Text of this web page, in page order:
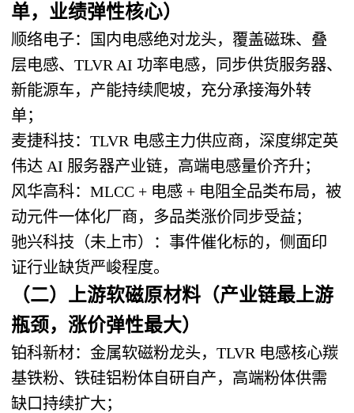
单，业绩弹性核心）
顺络电子：国内电感绝对龙头，覆盖磁珠、叠
层电感、TLVR AI 功率电感，同步供货服务器、
新能源车，产能持续爬坡，充分承接海外转
单；
麦捷科技：TLVR 电感主力供应商，深度绑定英
伟达 AI 服务器产业链，高端电感量价齐升；
风华高科：MLCC + 电感 + 电阻全品类布局，被
动元件一体化厂商，多品类涨价同步受益；
驰兴科技（未上市）
：事件催化标的，侧面印
证行业缺货严峻程度。
（二）上游软磁原材料（产业链最上游
瓶颈，涨价弹性最大）
铂科新材：金属软磁粉龙头，TLVR 电感核心羰
基铁粉、铁硅铝粉体自研自产，高端粉体供需
缺口持续扩大；